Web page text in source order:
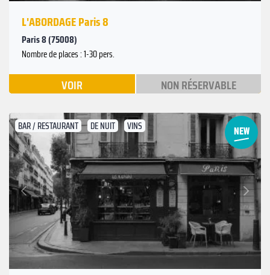
L'ABORDAGE Paris 8
Paris 8 (75008)
Nombre de places : 1-30 pers.
VOIR NON RÉSERVABLE
BAR / RESTAURANT DE NUIT VINS
Précédent
Suivant